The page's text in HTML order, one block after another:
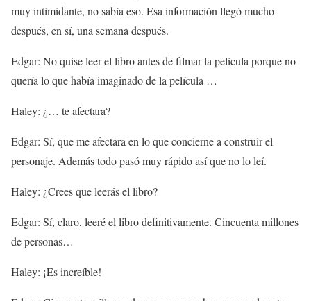
muy intimidante, no sabía eso. Esa información llegó mucho
después, en sí, una semana después.
Edgar: No quise leer el libro antes de filmar la película porque no
quería lo que había imaginado de la película …
Haley: ¿… te afectara?
Edgar: Sí, que me afectara en lo que concierne a construir el
personaje. Además todo pasó muy rápido así que no lo leí.
Haley: ¿Crees que leerás el libro?
Edgar: Sí, claro, leeré el libro definitivamente. Cincuenta millones
de personas…
Haley: ¡Es increíble!